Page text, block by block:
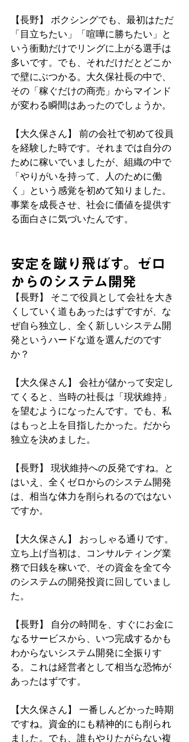
【長野】 ボクシングでも、最初はただ
「目立ちたい」「喧嘩に勝ちたい」と
いう衝動だけでリングに上がる選手は
多いです。でも、それだけだとどこか
で壁にぶつかる。大久保社長の中で、
その「稼ぐだけの商売」からマインド
が変わる瞬間はあったのでしょうか。
【大久保さん】 前の会社で初めて役員
を経験した時です。それまでは自分の
ために稼いでいましたが、組織の中で
「やりがいを持って、人のために働
く」という感覚を初めて知りました。
事業を成長させ、社会に価値を提供す
る面白さに気づいたんです。
安定を蹴り飛ばす。ゼロ
からのシステム開発
【長野】 そこで役員として会社を大き
くしていく道もあったはずですが、な
ぜ自ら独立し、全く新しいシステム開
発というハードな道を選んだのです
か？
【大久保さん】 会社が儲かって安定し
てくると、当時の社長は「現状維持」
を望むようになったんです。でも、私
はもっと上を目指したかった。だから
独立を決めました。
【長野】 現状維持への反発ですね。と
はいえ、全くゼロからのシステム開発
は、相当な体力を削られるのではない
ですか。
【大久保さん】 おっしゃる通りです。
立ち上げ当初は、コンサルティング業
務で日銭を稼いで、その資金を全て今
のシステムの開発投資に回していまし
た。
【長野】 自分の時間を、すぐにお金に
なるサービスから、いつ完成するかも
わからないシステム開発に全振りす
る。これは経営者として相当な恐怖が
あったはずです。
【大久保さん】 一番しんどかった時期
ですね。資金的にも精神的にも削られ
ました。でも、誰もやりたがらない複